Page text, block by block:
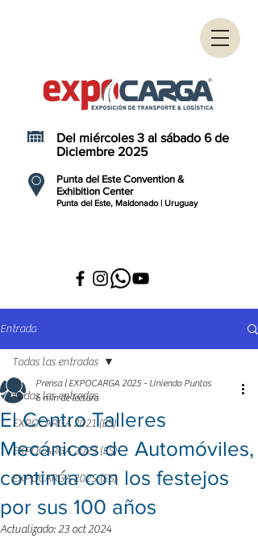
Punta del Este Convention &
Exhibition Center
Punta del Este, Maldonado | Uruguay
Del miércoles 3 al sábado 6 de
Diciembre 2025
Entrada
Todas las entradas
EXPOCARGA 2021 (ES)
EXPOCARGA 2023 (ES)
EXPOCARGA 2025 (ES)
Todas las entradas
El Centro Talleres
Mecánicos de Automóviles,
continúa con los festejos
por sus 100 años
Prensa | EXPOCARGA 2025 - Uniendo Puntos
6 min de lectura
Actualizado:23 oct 2024